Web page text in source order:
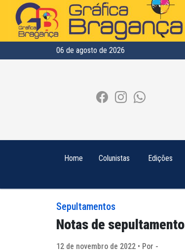
06 de agosto de 2026
Home Colunistas Edições
Sepultamentos
Notas de sepultamento
12 de novembro de 2022 • Por -